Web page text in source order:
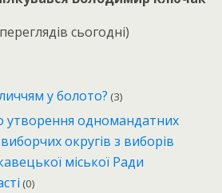
сьогодні)
у болото? (3)
одномандатних
округів з виборів
міської Ради
(0)